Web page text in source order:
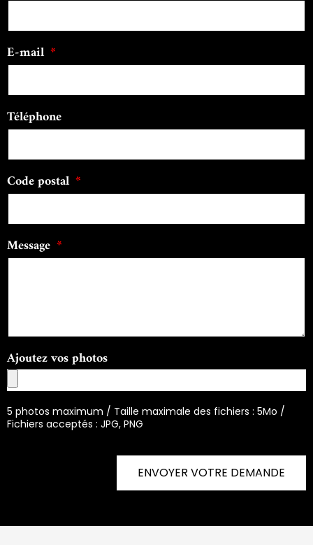
E-mail
Téléphone
Code postal
Message
Ajoutez vos photos
5 photos maximum / Taille maximale des fichiers : 5Mo /
Fichiers acceptés : JPG, PNG
ENVOYER VOTRE DEMANDE